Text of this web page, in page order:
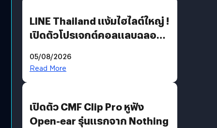
LINE Thailand แง้มไฮไลต์ใหญ่ !
เปิดตัวโปรเจกต์คอลแลบฉลอง
Moon x LINE FRIENDS
05/08/2026
Read More
เปิดตัว CMF Clip Pro หูฟัง
Open-ear รุ่นแรกจาก Nothing